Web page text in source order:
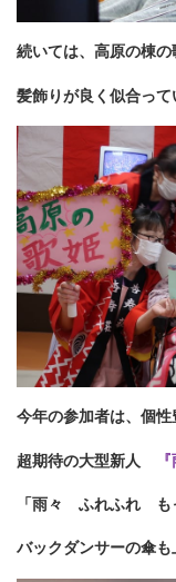
続いては、高原の棟の
髪飾りが良く似合って
今年の参加者は、個性
超期待の大型新人
「雨々 ふれふれ も
バックダンサーの傘も